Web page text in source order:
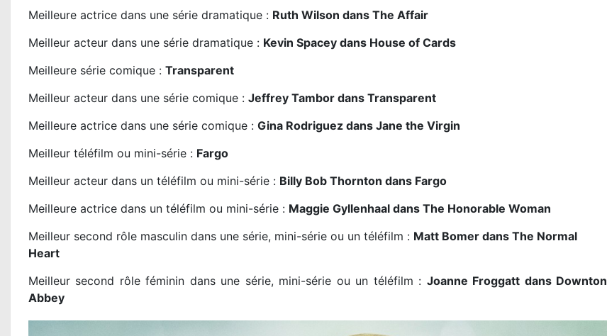
Meilleure actrice dans une série dramatique : Ruth Wilson dans The Affair
Meilleur acteur dans une série dramatique : Kevin Spacey dans House of Cards
Meilleure série comique : Transparent
Meilleur acteur dans une série comique : Jeffrey Tambor dans Transparent
Meilleure actrice dans une série comique : Gina Rodriguez dans Jane the Virgin
Meilleur téléfilm ou mini-série : Fargo
Meilleur acteur dans un téléfilm ou mini-série : Billy Bob Thornton dans Fargo
Meilleure actrice dans un téléfilm ou mini-série : Maggie Gyllenhaal dans The Honorable Woman
Meilleur second rôle masculin dans une série, mini-série ou un téléfilm : Matt Bomer dans The Normal
Heart
Meilleur second rôle féminin dans une série, mini-série ou un téléfilm : Joanne Froggatt dans Downton
Abbey